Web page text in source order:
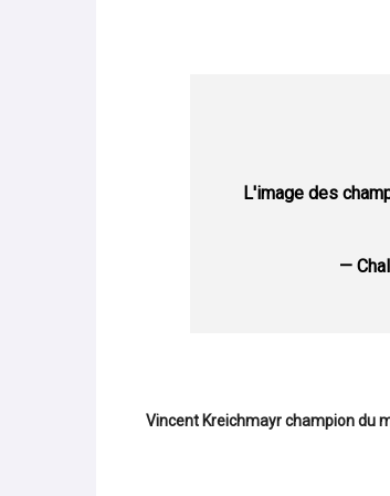
L'image des
—
Vincent Kreichmayr champion du